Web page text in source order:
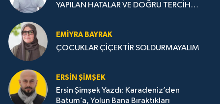
YAPILAN HATALAR VE DOĞRU TERCİH
EMIYRA BAYRAK
ÇOCUKLAR ÇİÇEKTİR SOLDURMAYALIM
ERSIN ŞIMŞEK
Ersin Şimşek Yazdı: Karadeniz’den
Batum’a, Yolun Bana Bıraktıkları